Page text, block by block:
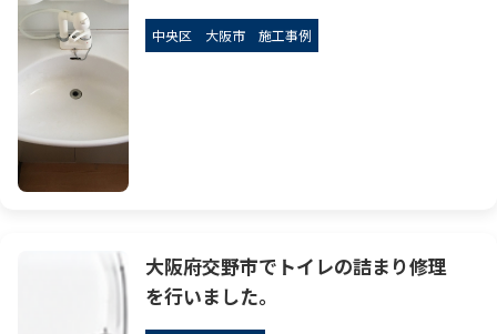
中央区 大阪市 施工事例
大阪府交野市でトイレの詰まり修理
を行いました。